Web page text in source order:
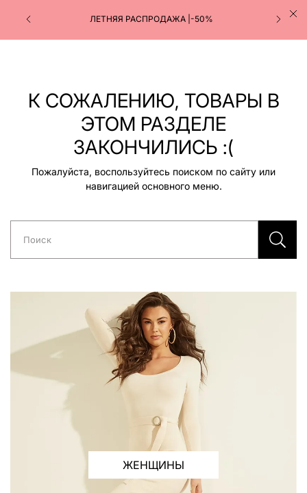
ЛЕТНЯЯ РАСПРОДАЖА |-50%
К СОЖАЛЕНИЮ, ТОВАРЫ В
ЭТОМ РАЗДЕЛЕ
ЗАКОНЧИЛИСЬ :(
Пожалуйста, воспользуйтесь поиском по сайту или
навигацией основного меню.
Поиск
ЖЕНЩИНЫ